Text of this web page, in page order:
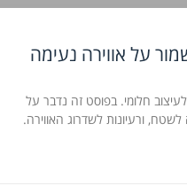
על אווירה נעימה
חלומי. בפוסט זה נדבר על
ורעיונות לשדרוג האווירה.